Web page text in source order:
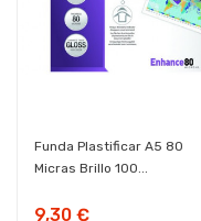
Funda Plastificar A5 80
Micras Brillo 100...
9,30 €